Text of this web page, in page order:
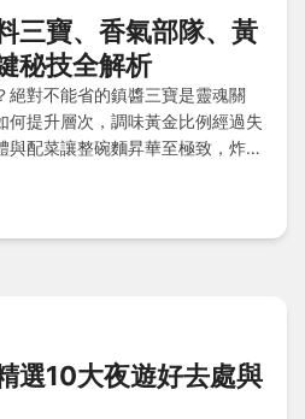
三寶、香氣部隊、黃
秘技全解析
絕對不能省的鎮醬三寶是靈魂關
何提升層次，調味黃金比例經過失
與配菜讓整碗麵昇華至極致，炸醬
選10大夜遊好去處與